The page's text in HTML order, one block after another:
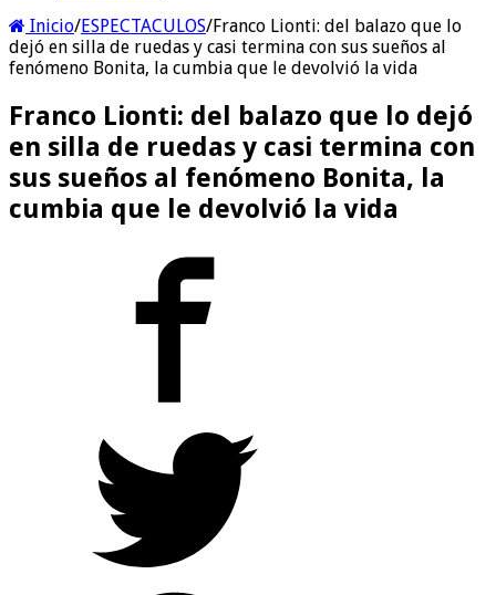
Inicio/ESPECTACULOS/Franco Lionti: del balazo que lo
dejó en silla de ruedas y casi termina con sus sueños al
fenómeno Bonita, la cumbia que le devolvió la vida
Franco Lionti: del balazo que lo dejó
en silla de ruedas y casi termina con
sus sueños al fenómeno Bonita, la
cumbia que le devolvió la vida